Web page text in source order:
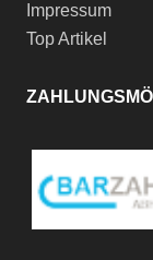
Impressum
Top Artikel